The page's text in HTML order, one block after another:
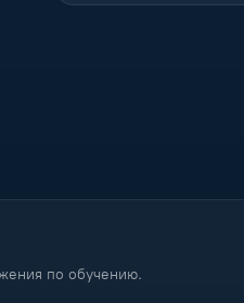
по обучению.